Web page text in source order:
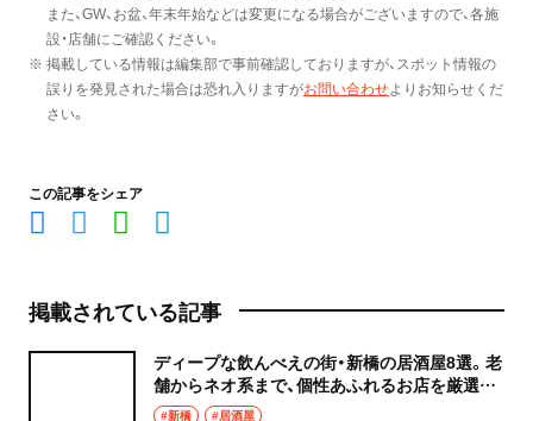
また、GW、お盆、年末年始などは変更になる場合がございますので、各施
設・店舗にご確認ください。
※ 掲載している情報は編集部で事前確認しておりますが、スポット情報の
誤りを発見された場合は恐れ入りますがお問い合わせよりお知らせくだ
さい。
この記事をシェア
掲載されている記事
ディープな飲んべえの街・新橋の居酒屋8選。老
舗からネオ系まで、個性あふれるお店を厳選し
て紹介！
#新橋 #居酒屋